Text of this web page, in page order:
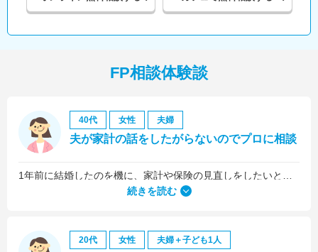
FP相談体験談
40代 女性 夫婦
夫が家計の話をしたがらないのでプロに相談
続きを読む
20代 女性 夫婦＋子ども1人